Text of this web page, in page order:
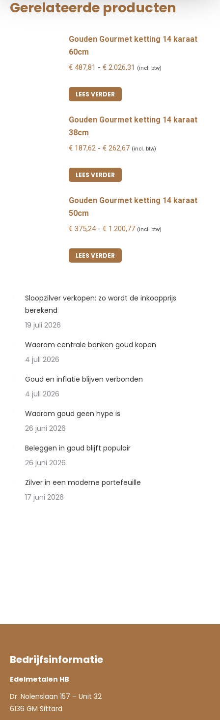
Gerelateerde producten
Gouden Gourmet ketting 14 karaat
60cm
€ 487,81 - € 2.026,31 Prijsklasse:
(incl. btw)
LEES VERDER
Gouden Gourmet ketting 14 karaat
38cm
€ 187,62 - € 262,67Prijsklasse:
(incl. btw)
LEES VERDER
Gouden Gourmet ketting 14 karaat
50cm
€ 375,24 - € 1.200,77Prijsklasse:
(incl. btw)
LEES VERDER
Sloopzilver verkopen: zo wordt de inkoopprijs
berekend
19 juli 2026
Waarom centrale banken goud kopen
4 juli 2026
Goud en inflatie blijven verbonden
4 juli 2026
Waarom goud geen hype is
26 juni 2026
Beleggen in goud blijft populair
26 juni 2026
Zilver in een moderne portefeuille
17 juni 2026
Bedrijfsinformatie
Edelmetalen HB
Dr. Nolenslaan 157 – Unit 32
6136 GM Sittard